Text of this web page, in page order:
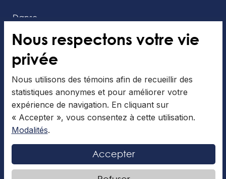
Danse
Métiers de la scène
Natation
Patinage artistique
Les Brigades Culinaires
Inscription à l'infolettre
Admission
Nous respectons votre vie
privée
Nous utilisons des témoins afin de recueillir des
statistiques anonymes et pour améliorer votre
expérience de navigation. En cliquant sur
« Accepter », vous consentez à cette utilisation.
Modalités.
Accepter